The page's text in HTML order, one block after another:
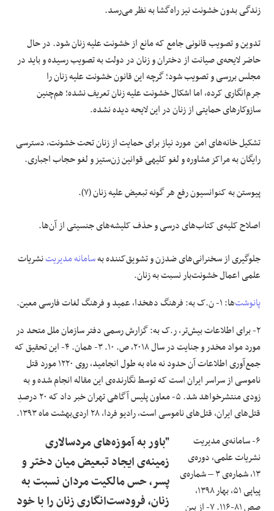
زندگی بدون خشونت نیز راه‌گشا به نظر می‌رسد.
تدوین و تصویب قانونی جامع که مانع از خشونت علیه زنان شود. در حال
حاضر لایحه‌ی صیانت از دختران و زنان در دولت به تصویب رسیده و باید در
مجلس بررسی و تصویب شود؛ گرچه این قانون خشونت علیه زنان را
جرم‌انگاری کرده، اما اشکال خشونت علیه زنان تعریف نشده؛ هم‌چنین
سازوکارهای حمایتی از زنان در این لایحه دیده نشده.
تشکیل خانه‌های امن مورد نیاز برای حمایت از زنان تحت خشونت، دسترسی
رایگان به مراکز مشاوره و لغو کلیه‎ی قوانین زن‌ستیز و لغو حجاب اجباری.
پیوستن به کنوانسیون رفع هر گونه تبعیض علیه زنان (۷).
اصلاح کلیه‌ی کتاب‌های درسی و حذف کلیشه‌های جنسیتی از آن‌ها.
جلوگیری از سخنرانی‌های ضدزن و تشویق‌کننده بهسامانه مدیریتنشریات
علمی اعمال خشونت‌بار نسبت به زنان.
پانوشت
۲- برای اطلاعات بیش‌تر، ر.ک به: گزارش رسمی دفتر سازمان ملل متحد در
مورد مواد مخدر و جنایت در سال ۲۰۱۸، ص. ۱۰. ۳- همان. ۴- این تحقیق که
جمع‌آوری اطلاعات آن حدود نه ماه به طول انجامید، روی ۱۲۲۰ مورد قتل
ناموسی از سراسر ایران است که توسط نگارنده‌ی این مقاله انجام شده و به
زودی منتشرخواهد شد. ۵- معاون پلیس آگاهی تهران خبر داد که ۲۰ درصدِ
قتل‌های ایران،‌ قتل‌های ناموسی است، رادیو فردا، ۲۸ اردی‌بهشت ماه ۱۳۹۳.
"باور به آموزه‌های مردسالاری
زمینه‌ی ایجاد تبعیض میان دختر و
پسر، حس مالکیت مردان نسبت به
زنان، فرودست‌انگاری زنان را با خود
۶- سامانه‌ی مدیریت
نشریات علمی، دوره‌ی
۱۳، شماره‌ی ۳ – شماره‌ی
پیاپی ۵۱، بهار ۱۳۹۸،
صص ۸۱-۱۱۶. ۷- از بین